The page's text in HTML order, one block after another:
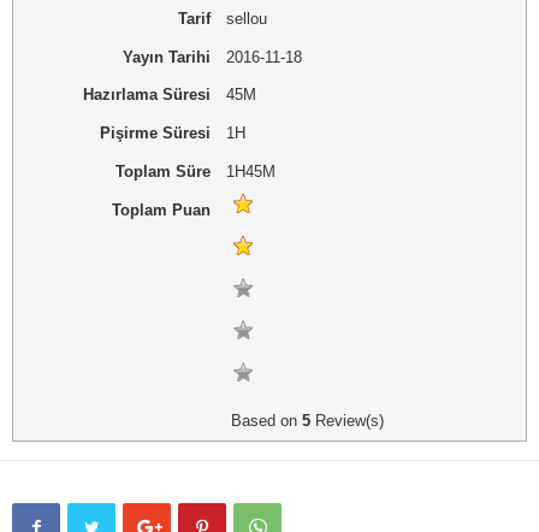
Tarif sellou
Yayın Tarihi 2016-11-18
Hazırlama Süresi 45M
Pişirme Süresi 1H
Toplam Süre 1H45M
Toplam Puan
Based on 5 Review(s)